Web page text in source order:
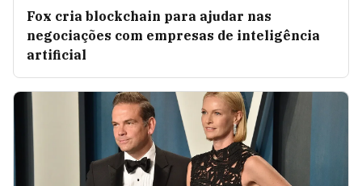
Fox cria blockchain para ajudar nas
negociações com empresas de inteligência
artificial